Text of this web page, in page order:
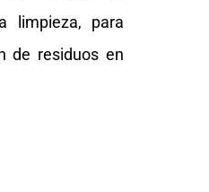
limpieza, para
de residuos en